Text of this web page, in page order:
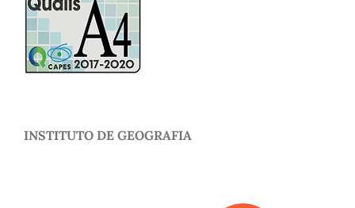
INSTITUTO DE GEOGRAFIA